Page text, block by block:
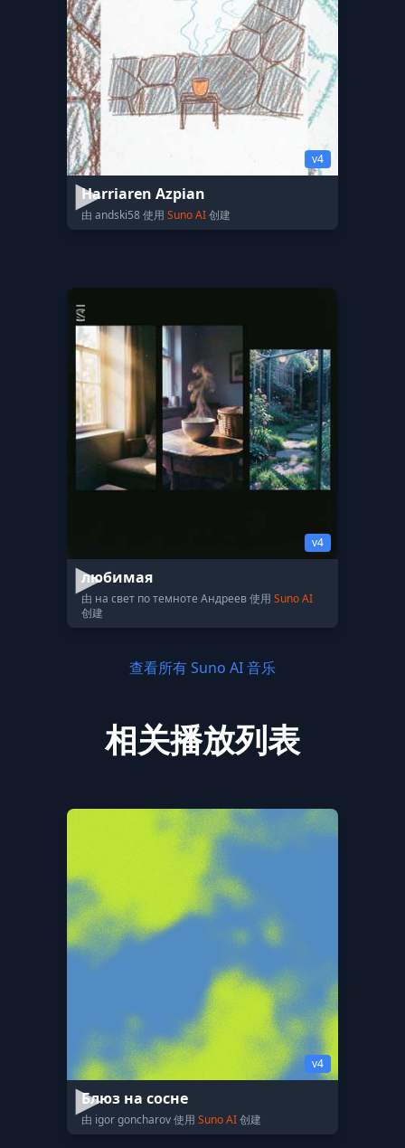
v4
Harriaren Azpian
由 andski58 使用 Suno AI创建
v4
любимая
由 на свет по темноте Андреев 使用 Suno AI
创建
查看所有 Suno AI 音乐
相关播放列表
v4
Блюз на сосне
由 igor goncharov 使用 Suno AI创建